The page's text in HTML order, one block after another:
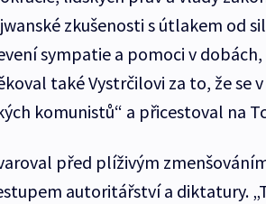
zkušenosti s útlakem od
sympatie a pomoci v
také Vystrčilovi za to, že se
komunistů“ a přicestoval na
před plíživým
autoritářství a diktatury.